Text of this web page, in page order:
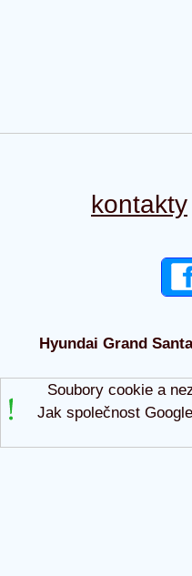
kontakty
Hyundai Grand
Soubory cookie a
Jak společnost